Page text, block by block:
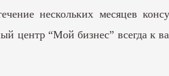
нескольких месяцев
центр “Мой бизнес” всегда к